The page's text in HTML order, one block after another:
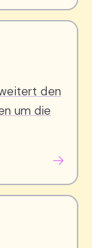
den
um die